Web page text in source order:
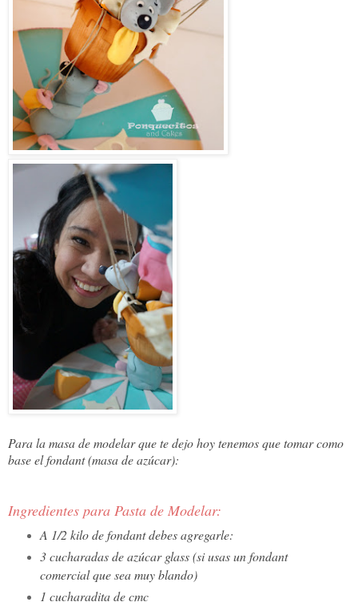
Para la masa de modelar que te dejo hoy tenemos que tomar como
base el fondant (masa de azúcar):
Ingredientes para Pasta de Modelar:
A 1/2 kilo de fondant debes agregarle:
3 cucharadas de azúcar glass (si usas un fondant
comercial que sea muy blando)
1 cucharadita de cmc